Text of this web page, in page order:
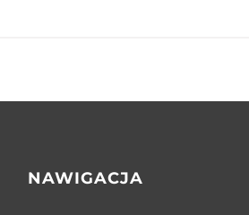
NAWIGACJA